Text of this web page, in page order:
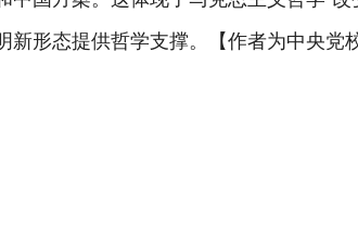
形态提供哲学支撑。【作者为中央党